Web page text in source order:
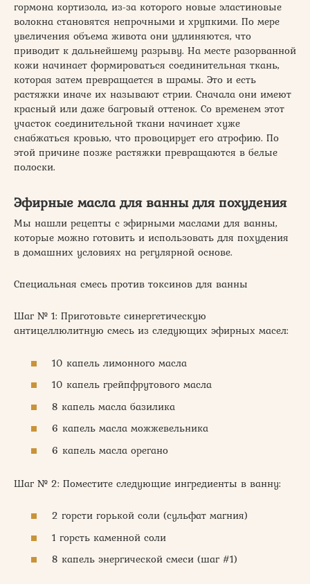
гормона кортизола, из-за которого новые эластиновые
волокна становятся непрочными и хрупкими. По мере
увеличения объема живота они удлиняются, что
приводит к дальнейшему разрыву. На месте разорванной
кожи начинает формироваться соединительная ткань,
которая затем превращается в шрамы. Это и есть
растяжки иначе их называют стрии. Сначала они имеют
красный или даже багровый оттенок. Со временем этот
участок соединительной ткани начинает хуже
снабжаться кровью, что провоцирует его атрофию. По
этой причине позже растяжки превращаются в белые
полоски.
Эфирные масла для ванны для похудения
Мы нашли рецепты с эфирными маслами для ванны,
которые можно готовить и использовать для похудения
в домашних условиях на регулярной основе.
Специальная смесь против токсинов для ванны
Шаг № 1: Приготовьте синергетическую
антицеллюлитную смесь из следующих эфирных масел:
10 капель лимонного масла
10 капель грейпфрутового масла
8 капель масла базилика
6 капель масла можжевельника
6 капель масла орегано
Шаг № 2: Поместите следующие ингредиенты в ванну:
2 горсти горькой соли (сульфат магния)
1 горсть каменной соли
8 капель энергической смеси (шаг #1)